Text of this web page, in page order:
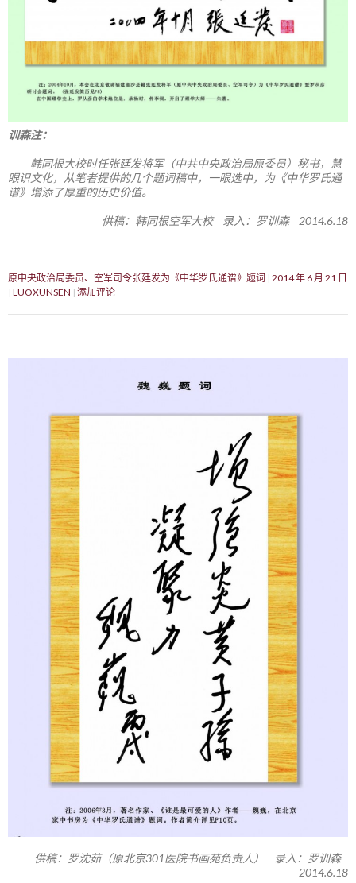
训森注：
韩同根大校时任张廷发将军（中共中央政治局原委员）秘书，慧
眼识文化，从笔者提供的几个题词稿中，一眼选中，为《中华罗氏通
谱》增添了厚重的历史价值。
供稿：韩同根空军大校 录入：罗训森 2014.6.18
原中央政治局委员、空军司令张廷发为《中华罗氏通谱》题词 2014 年 6 月 21 日
LUOXUNSEN 添加评论
供稿：罗沈茹（原北京301医院书画苑负责人） 录入：罗训森
2014.6.18